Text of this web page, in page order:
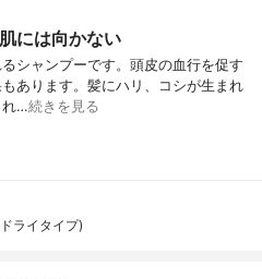
には向かない
シャンプーです。頭皮の血行を促す
あります。髪にハリ、コシが生まれ
れ…続きを見る
ライタイプ)